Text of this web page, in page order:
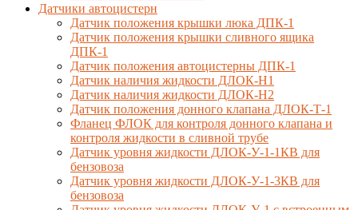
Датчики автоцистерн
Датчик положения крышки люка ДПК-1
Датчик положения крышки сливного ящика
ДПК-1
Датчик положения автоцистерны ДПК-1
Датчик наличия жидкости ДЛОК-Н1
Датчик наличия жидкости ДЛОК-Н2
Датчик положения донного клапана ДЛОК-Т-1
Фланец ФЛОК для контроля донного клапана и
контроля жидкости в сливной трубе
Датчик уровня жидкости ДЛОК-У-1-1КВ для
бензовоза
Датчик уровня жидкости ДЛОК-У-1-3КВ для
бензовоза